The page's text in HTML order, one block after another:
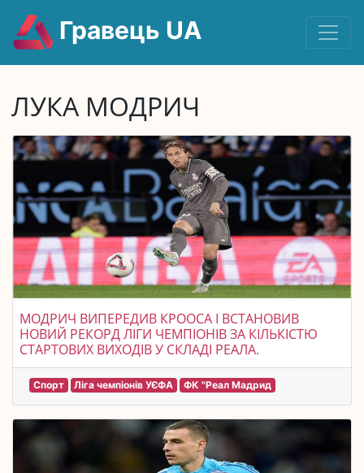
Гравець UA
ЛУКА МОДРИЧ
МОДРИЧ ВИПЕРЕДИВ КРООСА І ВСТАНОВИВ
НОВИЙ РЕКОРД ЛІГИ ЧЕМПІОНІВ ЗА КІЛЬКІСТЮ
СТАРТОВИХ ВИХОДІВ У СКЛАДІ РЕАЛА.
Спорт Ліга чемпіонів УЄФА ФК "Реал Мадрид